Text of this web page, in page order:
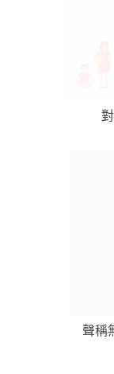
聲稱